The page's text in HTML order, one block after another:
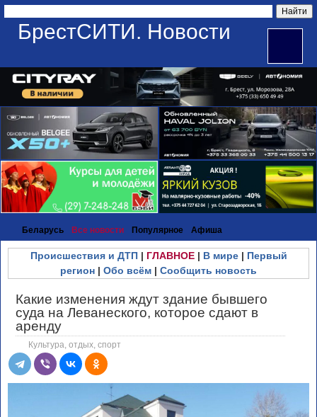
БрестСИТИ. Новости
Беларусь Все новости Популярное Афиша
Происшествия и ДТП| ГЛАВНОЕ| В мире| Первый
регион | Обо всём | Сообщить новость
Какие изменения ждут здание бывшего
суда на Леванеского, которое сдают в
аренду
Культура, отдых, спорт